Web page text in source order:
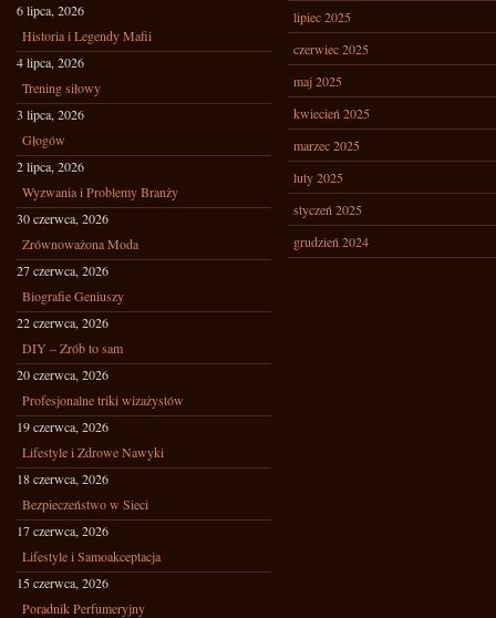
6 lipca, 2026
Historia i Legendy Mafii
4 lipca, 2026
Trening siłowy
3 lipca, 2026
Głogów
2 lipca, 2026
Wyzwania i Problemy Branży
30 czerwca, 2026
Zrównoważona Moda
27 czerwca, 2026
Biografie Geniuszy
22 czerwca, 2026
DIY – Zrób to sam
20 czerwca, 2026
Profesjonalne triki wizażystów
19 czerwca, 2026
Lifestyle i Zdrowe Nawyki
18 czerwca, 2026
Bezpieczeństwo w Sieci
17 czerwca, 2026
Lifestyle i Samoakceptacja
15 czerwca, 2026
Poradnik Perfumeryjny
lipiec 2025
czerwiec 2025
maj 2025
kwiecień 2025
marzec 2025
luty 2025
styczeń 2025
grudzień 2024